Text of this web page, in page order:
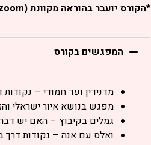
*הקורס יועבר בהוראה מקוונת (zoom)
המפגשים בקורס
מדנידין ועד חמודי – נקודות
מפגש בנושא איור ישראלי
גמלים בקיבוץ – האם יש דבר
ואלס עם אנה – נקודות דרך